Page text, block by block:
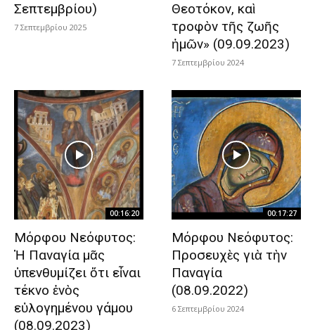
Σεπτεμβρίου)
7 Σεπτεμβρίου 2025
Θεοτόκον, καὶ
τροφὸν τῆς ζωῆς
ἡμῶν» (09.09.2023)
7 Σεπτεμβρίου 2024
00:16:20
Μόρφου Νεόφυτος:
Ἡ Παναγία μᾶς
ὑπενθυμίζει ὅτι εἶναι
τέκνο ἑνὸς
εὐλογημένου γάμου
(08.09.2023)
00:17:27
Μόρφου Νεόφυτος:
Προσευχὲς γιὰ τὴν
Παναγία
(08.09.2022)
6 Σεπτεμβρίου 2024